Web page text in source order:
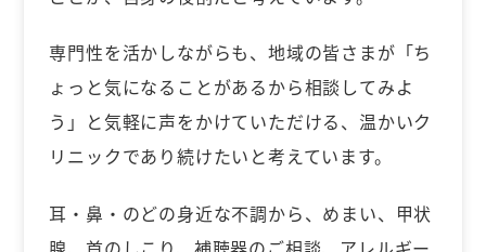
専門性を活かしながらも、地域の皆さまが「ち
ょっと気になることがあるから相談してみよ
う」と気軽に声をかけていただける、温かいク
リニックであり続けたいと考えています。
耳・鼻・のどの身近な不調から、めまい、甲状